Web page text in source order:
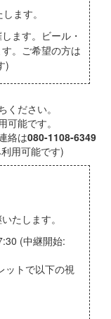
ます。
ます。ビール・
。ご希望の方は
)
ださい。
能です。
絡は080-1108-6349
用可能です)
たします。
(中継開始:
ットで以下の視